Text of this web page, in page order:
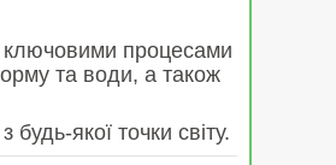
ключовими процесами
та води, а також
якої точки світу.